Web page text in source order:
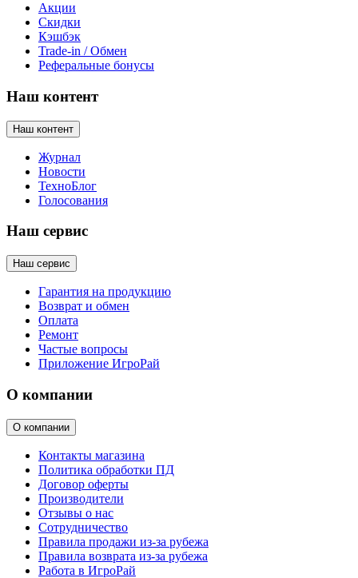
Акции
Скидки
Кэшбэк
Trade-in / Обмен
Реферальные бонусы
Наш контент
Наш контент
Журнал
Новости
ТехноБлог
Голосования
Наш сервис
Наш сервис
Гарантия на продукцию
Возврат и обмен
Оплата
Ремонт
Частые вопросы
Приложение ИгроРай
О компании
О компании
Контакты магазина
Политика обработки ПД
Договор оферты
Производители
Отзывы о нас
Сотрудничество
Правила продажи из-за рубежа
Правила возврата из-за рубежа
Работа в ИгроРай